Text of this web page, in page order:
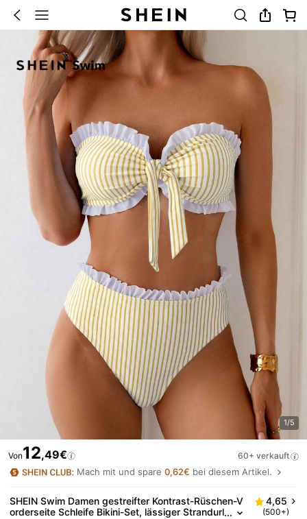
1/5
Von12,49€ 60+ verkauft
Mach mit und spare0,62€ bei diesem Artikel.
SHEIN Swim Damen gestreifter Kontrast-Rüschen-V
orderseite Schleife Bikini-Set, lässiger Strandurl
4,65
(500+)